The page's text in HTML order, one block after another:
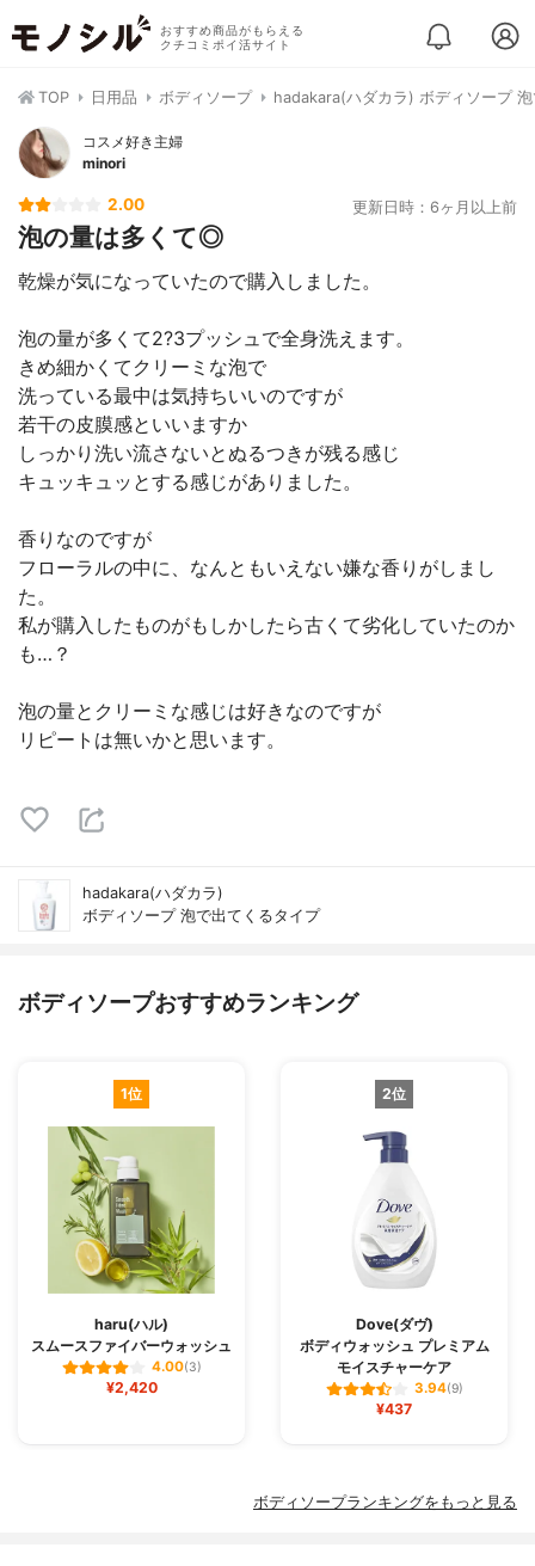
おすすめ商品がもらえる
クチコミポイ活サイト
TOP 日用品 ボディソープ hadakara(ハダカラ) ボディソープ
コスメ好き主婦
minori
2.00 更新日時：6ヶ月以上前
泡の量は多くて◎
乾燥が気になっていたので購入しました。
泡の量が多くて2?3プッシュで全身洗えます。
きめ細かくてクリーミな泡で
洗っている最中は気持ちいいのですが
若干の皮膜感といいますか
しっかり洗い流さないとぬるつきが残る感じ
キュッキュッとする感じがありました。
香りなのですが
フローラルの中に、なんともいえない嫌な香りがしまし
た。
私が購入したものがもしかしたら古くて劣化していたのか
も…？
泡の量とクリーミな感じは好きなのですが
リピートは無いかと思います。
hadakara(ハダカラ)
ボディソープ 泡で出てくるタイプ
ボディソープおすすめランキング
1位
haru(ハル)
スムースファイバーウォッシュ
4.00(3)
¥2,420
2位
Dove(ダヴ)
ボディウォッシュ プレミアム
モイスチャーケア
3.94(9)
¥437
ボディソープランキングをもっと見る